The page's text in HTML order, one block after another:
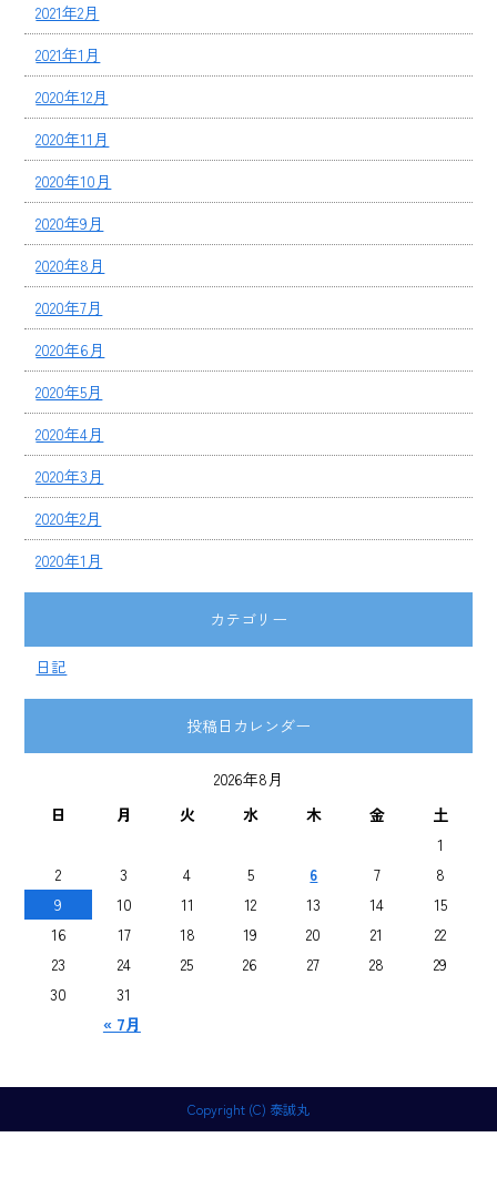
2021年2月
2021年1月
2020年12月
2020年11月
2020年10月
2020年9月
2020年8月
2020年7月
2020年6月
2020年5月
2020年4月
2020年3月
2020年2月
2020年1月
カテゴリー
日記
投稿日カレンダー
2026年8月
日
月 火 水 木 金 土
« 7月
1
2
3 4 5 6 7
8
9
10 11 12 13 14
15
16
17 18 19 20 21
22
23
24 25 26 27 28
29
30
31
Copyright (C) 泰誠丸